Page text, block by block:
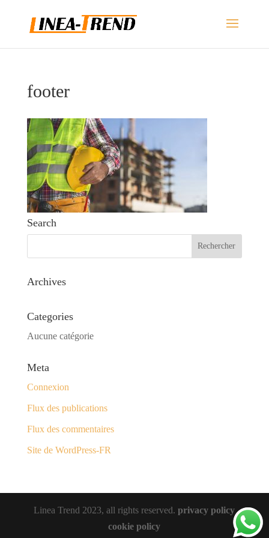
footer
Search
Archives
Categories
Aucune catégorie
Meta
Connexion
Flux des publications
Flux des commentaires
Site de WordPress-FR
Linea Trend 2023, all rights reserved.privacy policy
cookie policy